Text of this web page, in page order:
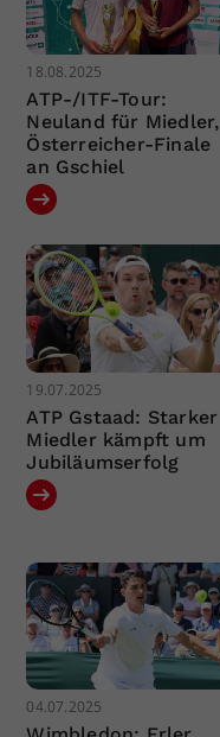
18.08.2025
ATP-/ITF-Tour:
Neuland für Miedler,
Österreicher-Finale
an Gschiel
19.07.2025
ATP Gstaad: Starker
Miedler kämpft um
Jubiläumserfolg
04.07.2025